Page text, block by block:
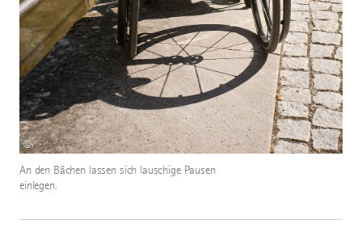
©
An den Bächen lassen sich lauschige Pausen
einlegen.